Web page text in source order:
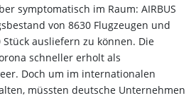
symptomatisch im Raum: AIRBUS
von 8630 Flugzeugen und
ausliefern zu können. Die
schneller erholt als
Doch um im internationalen
müssten deutsche Unternehmen